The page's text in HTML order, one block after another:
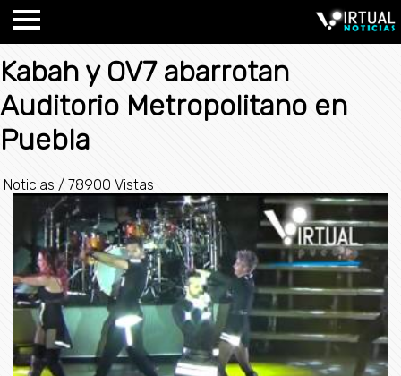
Kabah y OV7 abarrotan
Auditorio Metropolitano en
Puebla
Noticias / 78900 Vistas